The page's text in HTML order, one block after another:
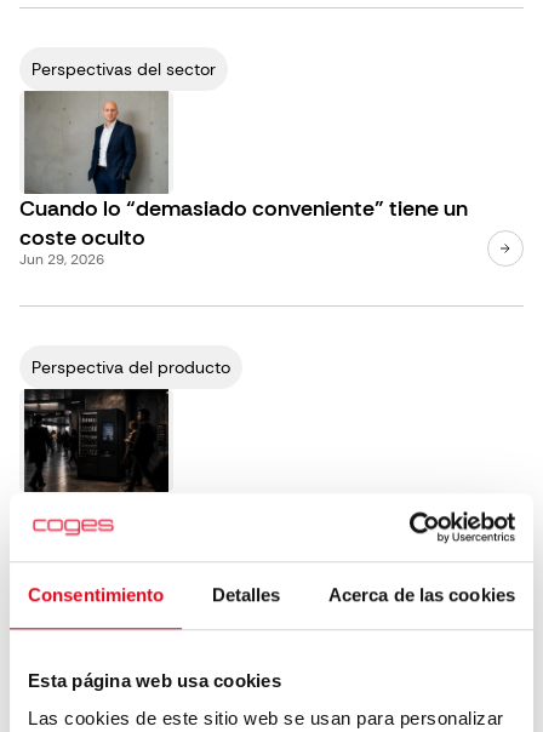
Consentimiento Detalles Acerca de las cookies
Esta página web usa cookies
Las cookies de este sitio web se usan para personalizar
Perspectivas del sector
Jun 29, 2026
Cuando lo “demasiado conveniente” tiene un
coste oculto
Perspectiva del producto
Jun 29, 2026
¿Y si tus mejores máquinas pudieran generar
ingresos incluso cuando nadie compra?